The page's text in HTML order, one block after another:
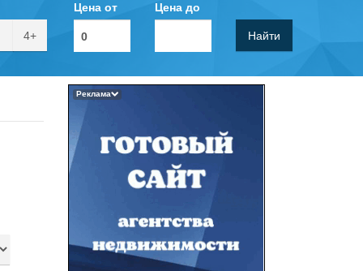
4+
Цена от Цена до
Найти
Реклама